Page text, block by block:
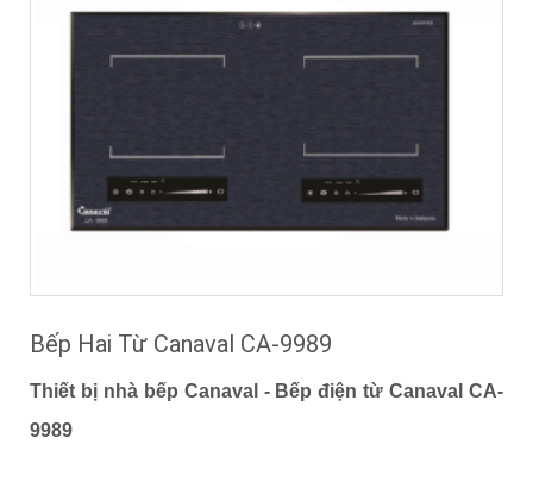
Bếp Hai Từ Canaval CA-9989
Thiết bị nhà bếp Canaval - Bếp điện từ Canaval CA-
9989